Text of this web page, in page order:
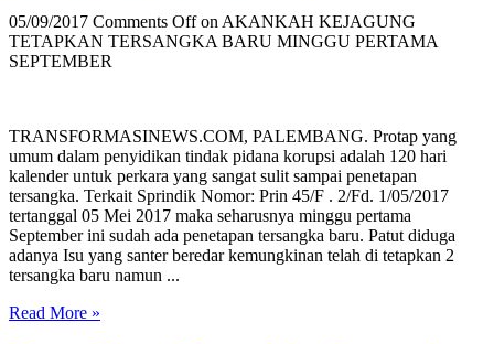
05/09/2017 Comments Offon AKANKAH KEJAGUNG
TETAPKAN TERSANGKA BARU MINGGU PERTAMA
SEPTEMBER
TRANSFORMASINEWS.COM, PALEMBANG. Protap yang
umum dalam penyidikan tindak pidana korupsi adalah 120 hari
kalender untuk perkara yang sangat sulit sampai penetapan
tersangka. Terkait Sprindik Nomor: Prin 45/F . 2/Fd. 1/05/2017
tertanggal 05 Mei 2017 maka seharusnya minggu pertama
September ini sudah ada penetapan tersangka baru. Patut diduga
adanya Isu yang santer beredar kemungkinan telah di tetapkan 2
tersangka baru namun ...
Read More »